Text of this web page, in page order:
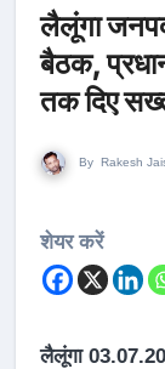
लैलूंगा जनपद
बैठक,
तक दिए
By Rakesh
शेयर करें
लैलूंगा